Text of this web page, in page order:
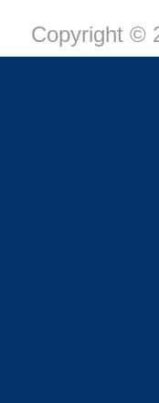
Copyright ©